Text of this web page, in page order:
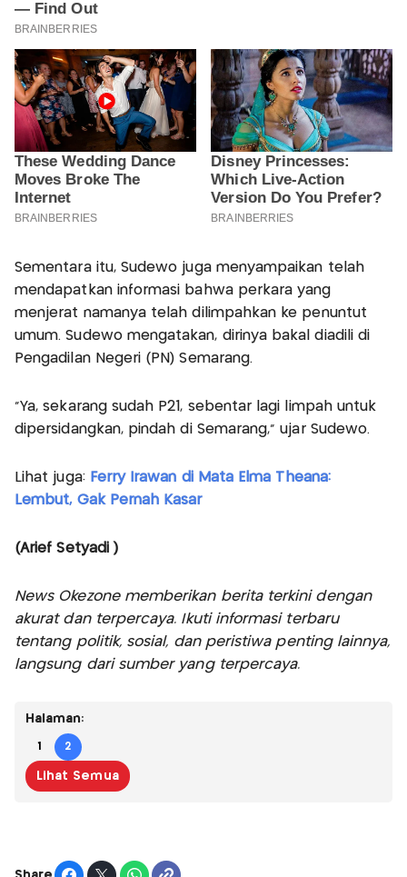
Sementara itu, Sudewo juga menyampaikan telah
mendapatkan informasi bahwa perkara yang
menjerat namanya telah dilimpahkan ke penuntut
umum. Sudewo mengatakan, dirinya bakal diadili di
Pengadilan Negeri (PN) Semarang.
"Ya, sekarang sudah P21, sebentar lagi limpah untuk
dipersidangkan, pindah di Semarang," ujar Sudewo.
Lihat juga: Ferry Irawan di Mata Elma Theana:
Lembut, Gak Pernah Kasar
(Arief Setyadi )
News Okezone memberikan berita terkini dengan
akurat dan terpercaya. Ikuti informasi terbaru
tentang politik, sosial, dan peristiwa penting lainnya,
langsung dari sumber yang terpercaya.
Halaman:
1 2
Lihat Semua